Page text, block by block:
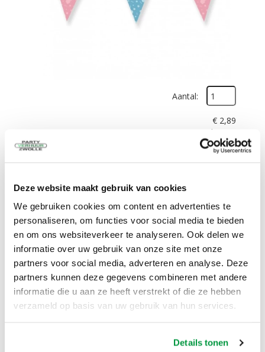
Deze website maakt gebruik van cookies
We gebruiken cookies om content en advertenties te
personaliseren, om functies voor social media te bieden
en om ons websiteverkeer te analyseren. Ook delen we
informatie over uw gebruik van onze site met onze
partners voor social media, adverteren en analyse. Deze
partners kunnen deze gegevens combineren met andere
informatie die u aan ze heeft verstrekt of die ze hebben
verzameld op basis van uw gebruik van hun services.
Details tonen
Aantal:
€ 2,89
excl. BTW
In Winkelwagen
Omschrijving
Nog extra versiering nodig voor de gender reveal?
Versier het huis, tent, terrein of kantoor met deze
leuke partyvlaggen.
Prijs inclusief btw is €3,50 voor
aan
vlaggetjes!
is ook mogelijk om dit product tegen een